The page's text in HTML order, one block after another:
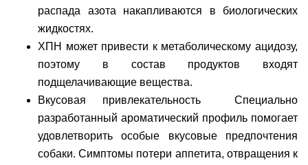
распада азота накапливаются в биологических
жидкостях.
ХПН может привести к метаболическому ацидозу,
поэтому в состав продуктов входят
подщелачивающие вещества.
Вкусовая привлекательность Специально
разработанный ароматический профиль помогает
удовлетворить особые вкусовые предпочтения
собаки. Симптомы потери аппетита, отвращения к